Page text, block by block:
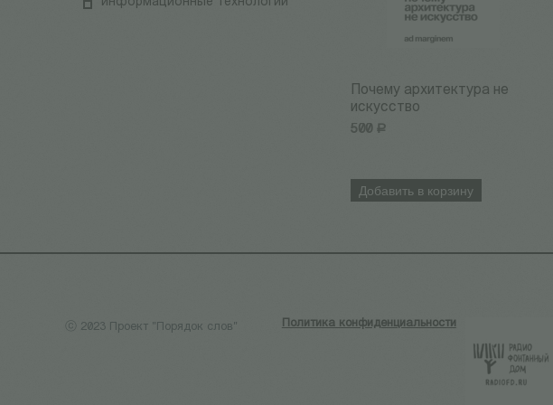
Почему архитектура не
искусство
500 Р
Добавить в корзину
ⓒ 2023 Проект "Порядок слов" Политика конфиденциальности